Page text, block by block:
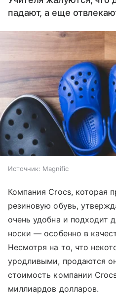
падают, а еще
Источник: Magnific
Компания Crocs, которая
резиновую обувь,
очень удобна и подходит
носки — особенно в
Несмотря на то, что
уродливыми, продаются
стоимость компании
миллиардов долларов.